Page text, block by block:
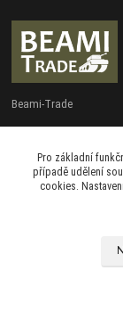
Beami-Trade
+420 775 427 778
Po - Pá 9:00 - 16:00
admin@beami-
Pro základní
případě udělení
cookies.